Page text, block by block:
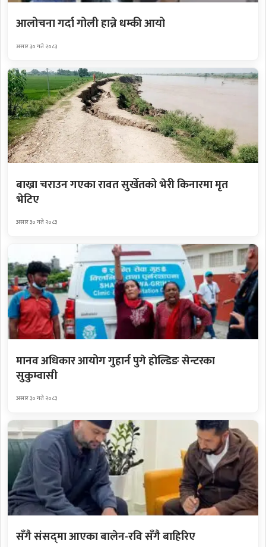
आलोचना गर्दा गोली हान्ने धम्की आयो
असार ३० गते २०८३
बाख्रा चराउन गएका रावत सुर्खेतको भेरी किनारमा मृत
भेटिए
असार ३० गते २०८३
मानव अधिकार आयोग गुहार्न पुगे होल्डिङ सेन्टरका
सुकुम्वासी
असार ३० गते २०८३
सँगै संसद्‌मा आएका बालेन-रवि सँगै बाहिरिए